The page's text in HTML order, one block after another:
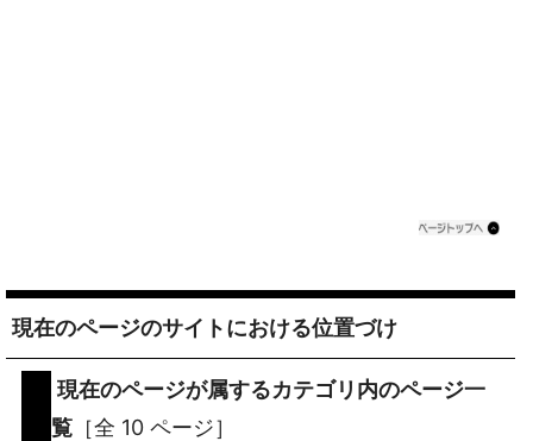
現在のページのサイトにおける位置づけ
現在のページが属するカテゴリ内のページ一
覧 ［全 10 ページ］